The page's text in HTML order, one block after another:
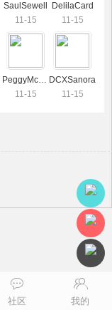
SaulSewell
11-15
DelilaCard
11-15
PeggyMcCar
11-15
DCXSanora
11-15
社区 我的